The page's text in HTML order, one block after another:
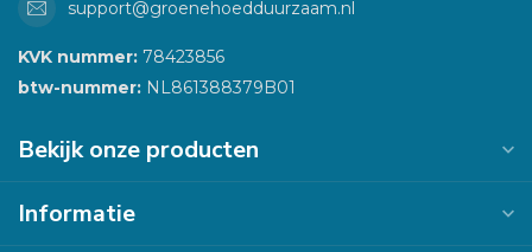
support@groenehoedduurzaam.nl
KVK nummer: 78423856
btw-nummer: NL861388379B01
Bekijk onze producten
Informatie